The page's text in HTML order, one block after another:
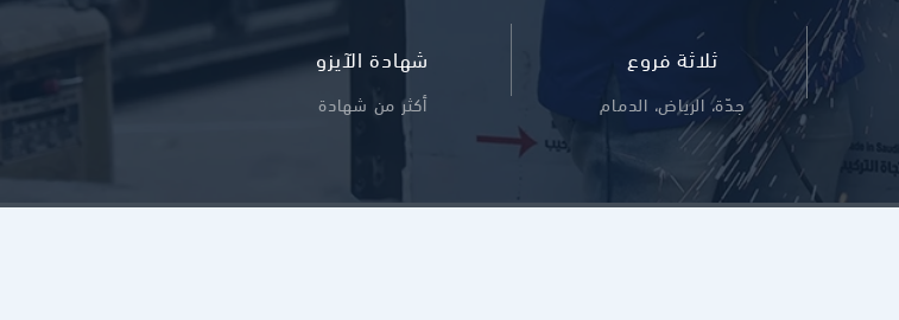
شهادة الآيزو
أكثر من شهادة
ثلاثة فروع
جدّة، الرياض، الدمام